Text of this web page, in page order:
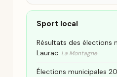
Sport local
Résultats des élections
Laurac La Montagne
Élections municipales